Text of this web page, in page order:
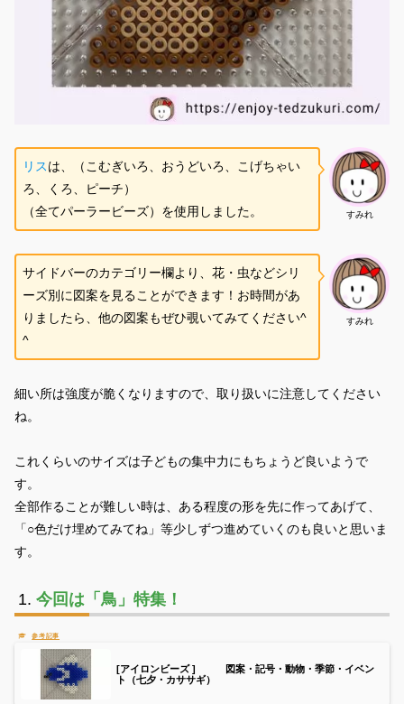
すみれ
リスは、（こむぎいろ、おうどいろ、こげちゃい
ろ、くろ、ピーチ）
（全てパーラービーズ）を使用しました。
すみれ
サイドバーのカテゴリー欄より、花・虫などシリ
ーズ別に図案を見ることができます！お時間があ
りましたら、他の図案もぜひ覗いてみてください^
^
細い所は強度が脆くなりますので、取り扱いに注意してください
ね。
これくらいのサイズは子どもの集中力にもちょうど良いようで
す。
全部作ることが難しい時は、ある程度の形を先に作ってあげて、
「○色だけ埋めてみてね」等少しずつ進めていくのも良いと思いま
す。
今回は「鳥」特集！
[アイロンビーズ ] 図案・記号・動物・季節・イベン
ト（七夕・カササギ）